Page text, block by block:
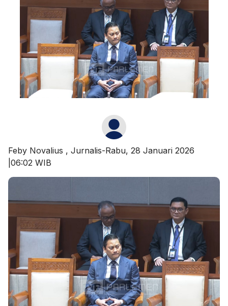
Feby Novalius , Jurnalis-Rabu, 28 Januari 2026
|06:02 WIB